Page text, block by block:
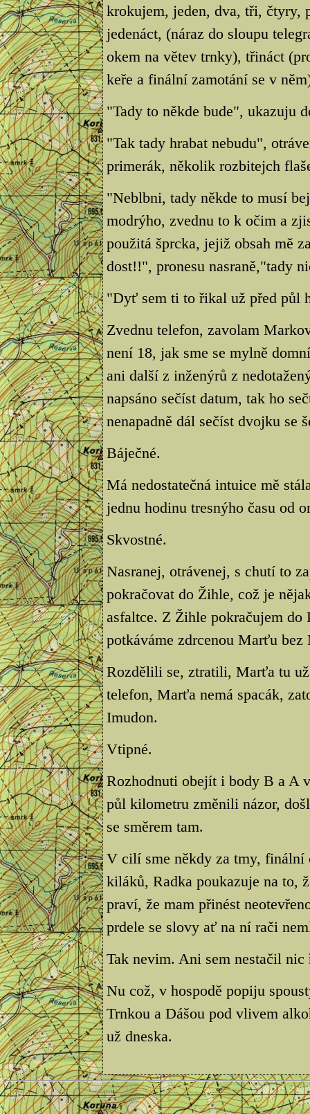
krokujem, jeden, dva, tři, čtyry,
jedenáct, (náraz do sloupu
okem na větev trnky), třináct
keře a finální zamotání se v
"Tady to někde bude", ukazuju
"Tak tady hrabat nebudu",
primerák, několik rozbitejch
"Neblbni, tady někde to musí
modrýho, zvednu to k očim a
použitá šprcka, jejiž obsah mě
dost!!", pronesu nasraně,"tady
"Dyť sem ti to řikal už před půl
Zvednu telefon, zavolam
není 18, jak sme se mylně
ani další z inženýrů z
napsáno sečíst datum, tak ho
nenapadně dál sečíst dvojku se
Báječné.
Má nedostatečná intuice mě
jednu hodinu tresnýho času od
Skvostné.
Nasranej, otrávenej, s chutí to
pokračovat do Žihle, což je
asfaltce. Z Žihle pokračujem
potkáváme zdrcenou Marťu
Rozdělili se, ztratili, Marťa tu
telefon, Marťa nemá spacák,
Imudon.
Vtipné.
Rozhodnuti obejít i body B a A
půl kilometru změnili názor,
se směrem tam.
V cilí sme někdy za tmy, finální
kiláků, Radka poukazuje na to,
praví, že mam přinést
prdele se slovy ať na ní rači
Tak nevim. Ani sem nestačil nic
Nu což, v hospodě popiju
Trnkou a Dášou pod vlivem
už dneska.